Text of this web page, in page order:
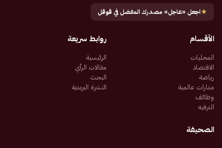
★اجعل «عاجل» مصدرك المفضل في قوقل
الأقسام
المحليات
الاقتصاد
رياضة
مدارات عالمية
وظائف
الترفيه
روابط سريعة
الرئيسية
مقالات الرأي
البحث
النشرة البريدية
الصحيفة